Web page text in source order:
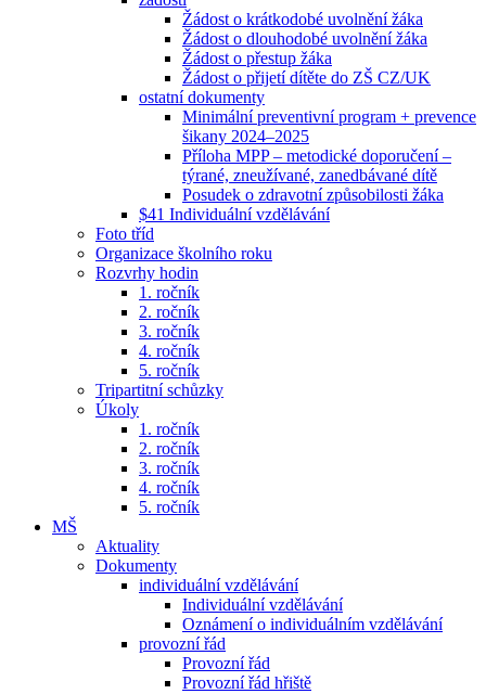
Žádost o krátkodobé uvolnění žáka
Žádost o dlouhodobé uvolnění žáka
Žádost o přestup žáka
Žádost o přijetí dítěte do ZŠ CZ/UK
ostatní dokumenty
Minimální preventivní program + prevence
šikany 2024–2025
Příloha MPP – metodické doporučení –
týrané, zneužívané, zanedbávané dítě
Posudek o zdravotní způsobilosti žáka
$41 Individuální vzdělávání
Foto tříd
Organizace školního roku
Rozvrhy hodin
1. ročník
2. ročník
3. ročník
4. ročník
5. ročník
Tripartitní schůzky
Úkoly
1. ročník
2. ročník
3. ročník
4. ročník
5. ročník
MŠ
Aktuality
Dokumenty
individuální vzdělávání
Individuální vzdělávání
Oznámení o individuálním vzdělávání
provozní řád
Provozní řád
Provozní řád hřiště